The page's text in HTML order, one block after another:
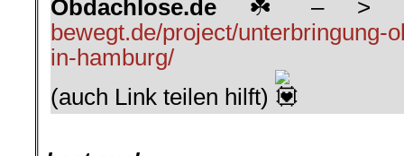
Obdachlose.de
– >
bewegt.de/project/unterbringung-
in-hamburg/
(auch Link teilen hilft)